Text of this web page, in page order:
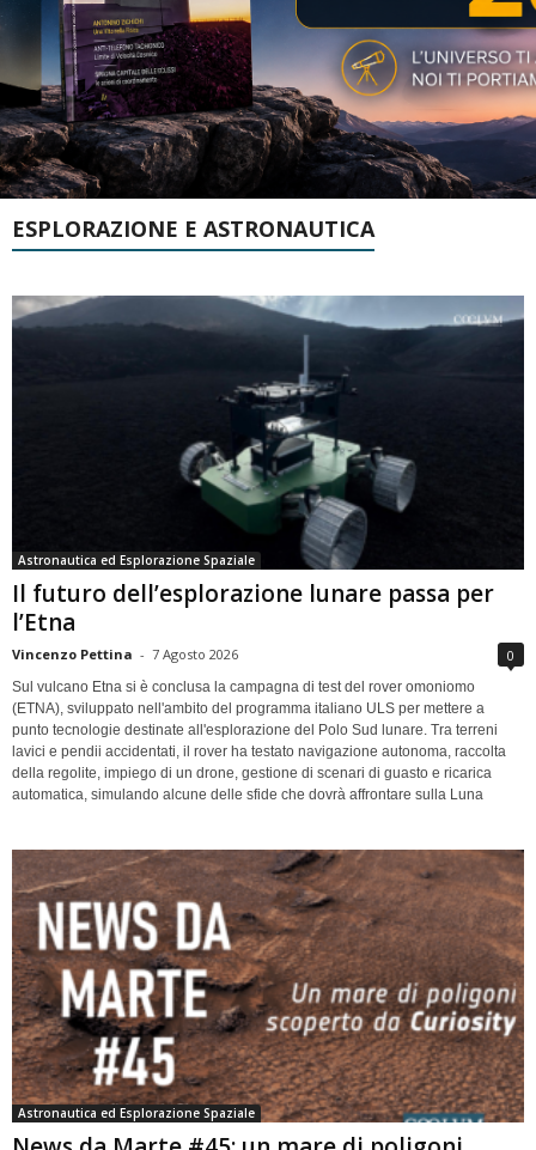
ESPLORAZIONE E ASTRONAUTICA
Astronautica ed Esplorazione Spaziale
Il futuro dell’esplorazione lunare passa per
l’Etna
Vincenzo Pettina - 7 Agosto 2026 0
Sul vulcano Etna si è conclusa la campagna di test del rover omoniomo
(ETNA), sviluppato nell'ambito del programma italiano ULS per mettere a
punto tecnologie destinate all'esplorazione del Polo Sud lunare. Tra terreni
lavici e pendii accidentati, il rover ha testato navigazione autonoma, raccolta
della regolite, impiego di un drone, gestione di scenari di guasto e ricarica
automatica, simulando alcune delle sfide che dovrà affrontare sulla Luna
Astronautica ed Esplorazione Spaziale